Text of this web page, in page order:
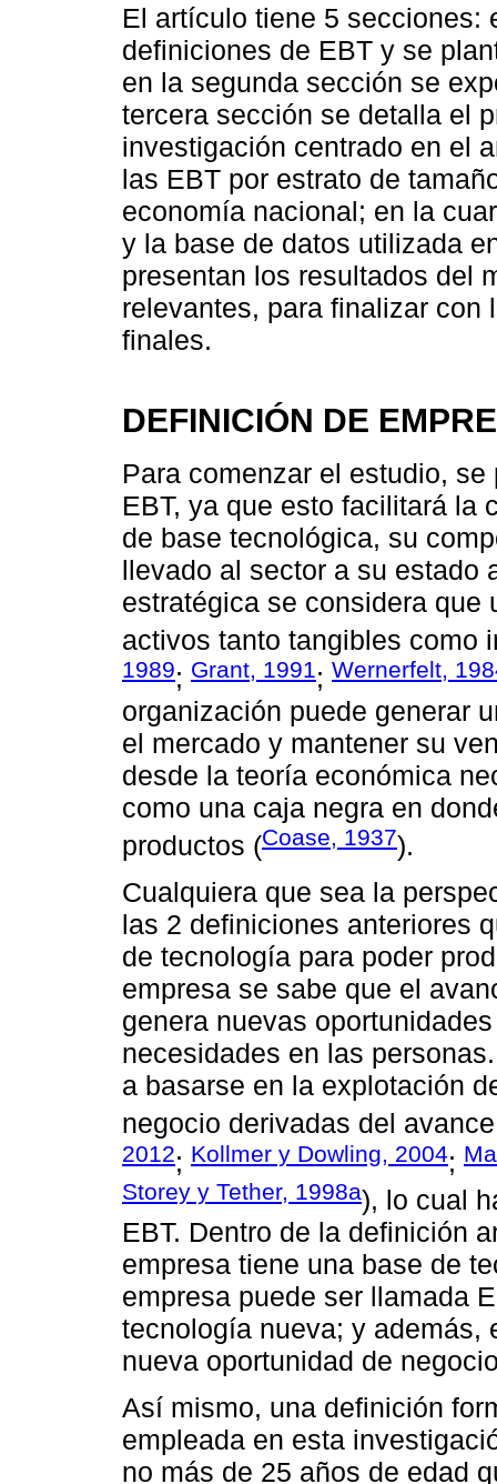
El artículo tiene 5 secciones:
definiciones de EBT y se
en la segunda sección se
tercera sección se detalla el
investigación centrado en el
las EBT por estrato de
economía nacional; en la
y la base de datos utilizada
presentan los resultados del
relevantes, para finalizar
finales.
DEFINICIÓN DE
Para comenzar el estudio,
EBT, ya que esto facilitará la
de base tecnológica, su
llevado al sector a su estado
estratégica se considera que
activos tanto tangibles como
1989; Grant, 1991; Wernerfelt,
organización puede generar
el mercado y mantener su
desde la teoría económica
como una caja negra en
productos (Coase, 1937).
Cualquiera que sea la
las 2 definiciones anteriores
de tecnología para poder
empresa se sabe que el
genera nuevas
necesidades en las
a basarse en la explotación
negocio derivadas del
2012; Kollmer y Dowling, 2004;
Storey y Tether, 1998a), lo cual
EBT. Dentro de la definición
empresa tiene una base de
empresa puede ser llamada
tecnología nueva; y además,
nueva oportunidad de
Así mismo, una definición
empleada en esta
no más de 25 años de edad